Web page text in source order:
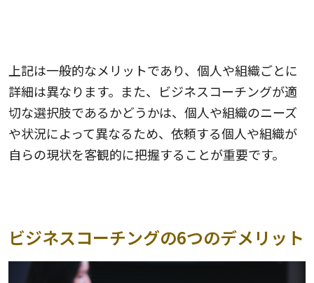
上記は一般的なメリットであり、個人や組織ごとに
詳細は異なります。また、ビジネスコーチングが適
切な選択肢であるかどうかは、個人や組織のニーズ
や状況によって異なるため、依頼する個人や組織が
自らの現状を客観的に把握することが重要です。
ビジネスコーチングの6つのデメリット